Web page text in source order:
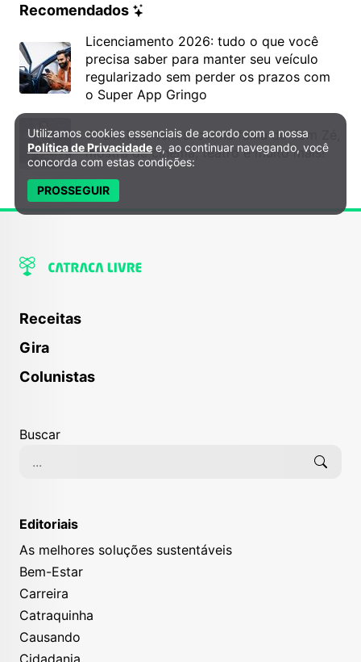
Recomendados
Licenciamento 2026: tudo o que você
precisa saber para manter seu veículo
regularizado sem perder os prazos com
o Super App Gringo
6º DH Fest tem show na faixa de Tom Zé,
mostra de cinema, teatro e muito mais!
Receitas
Gira
Colunistas
Buscar
Editoriais
As melhores soluções sustentáveis
Bem-Estar
Carreira
Catraquinha
Causando
Cidadania
Política de Privacidade e Cookies
Utilizamos cookies essenciais de acordo com a nossa
Política de Privacidade e, ao continuar navegando, você
concorda com estas condições:
PROSSEGUIR